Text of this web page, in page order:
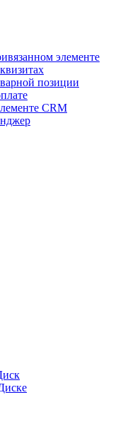
элементе
позиции
CRM